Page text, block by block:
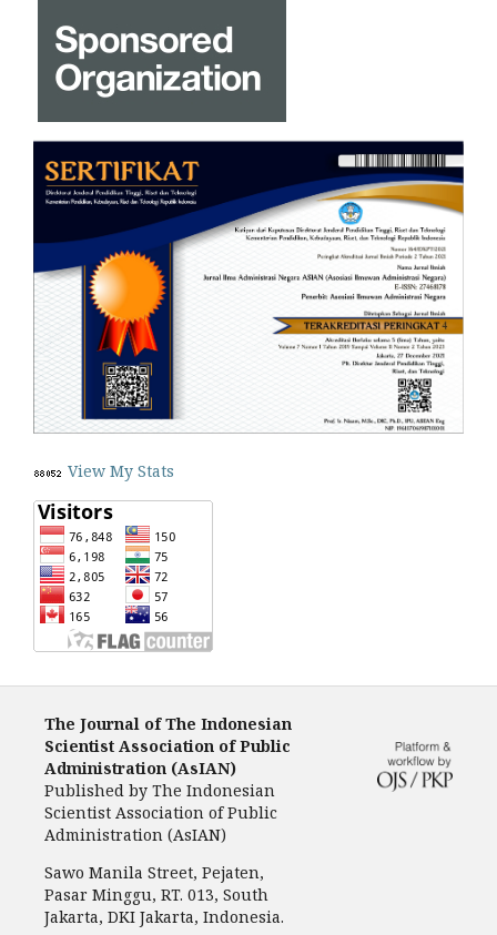
View My Stats
The Journal of The Indonesian
Scientist Association of Public
Administration (AsIAN)
Published by The Indonesian
Scientist Association of Public
Administration (AsIAN)
Sawo Manila Street, Pejaten,
Pasar Minggu, RT. 013, South
Jakarta, DKI Jakarta, Indonesia.